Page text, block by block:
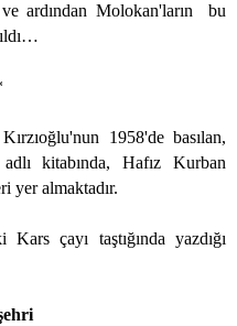
ardından Molokan'ların
bu
1958'de basılan,
adlı kitabında, Hafız Kurban
yer almaktadır.
çayı taştığında yazdığı